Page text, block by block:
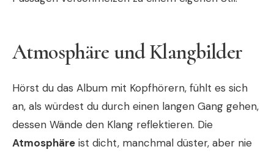
Atmosphäre und Klangbilder
Hörst du das Album mit Kopfhörern, fühlt es sich
an, als würdest du durch einen langen Gang gehen,
dessen Wände den Klang reflektieren. Die
Atmosphäre ist dicht, manchmal düster, aber nie